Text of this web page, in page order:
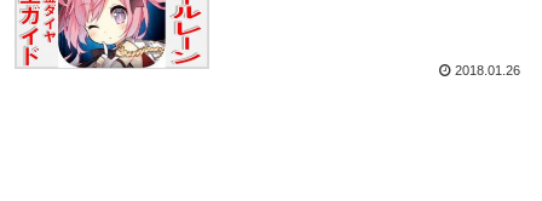
2018.01.26